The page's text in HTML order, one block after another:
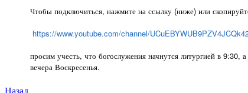
Чтобы подключиться, нажмите на ссылку (ниже) или
https://www.youtube.com/channel/
просим учесть, что богослужения начнутся литургией в
вечера Воскресенья.
Назад